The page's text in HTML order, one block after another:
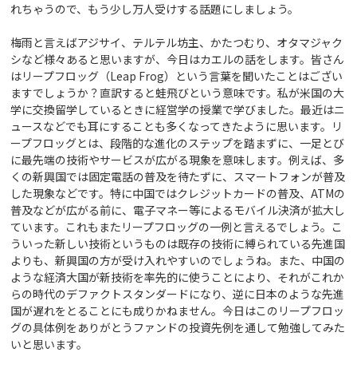
れちゃうので、もう少し万人受けする話題にしましょう。
梅雨と言えばアジサイ、テルテル坊主、かたつむり、オタマジャク
シなど様々あると思いますが、今日はカエルの話をします。皆さん
はリープフロッグ（Leap Frog）という言葉を聞いたことはござい
ますでしょうか？直訳すると蛙飛びという意味です。私が米国の大
学に交換留学しているときに経営学の授業で学びました。最近はニ
ュースなどでも耳にすることも多くなってきたように思います。リ
ープフロッグとは、段階的な進化のステップを踏まずに、一足とび
に最先端の技術やサービスが広がる現象を意味します。例えば、多
くの新興国では固定電話の普及を待たずに、スマートフォンが普及
した現象などです。特に中国ではクレジットカードの普及、ATMの
普及などが広がる前に、電子マネー等によるモバイル決済が拡大し
ています。これもまたリープフロッグの一例と言えるでしょう。こ
ういった新しい技術というものは既存の技術に縛られている先進国
よりも、新興国の方が受け入れやすいのでしょうね。また、中国の
ような経済大国が新技術を率先的に使うことにより、それがこれか
らの時代のデファクトスタンダードになり、逆に日本のような先進
国が遅れをとることにも成りかねません。今日はこのリープフロッ
グの具体例をありがとうファンドの投資先例を通して勉強してみた
いと思います。